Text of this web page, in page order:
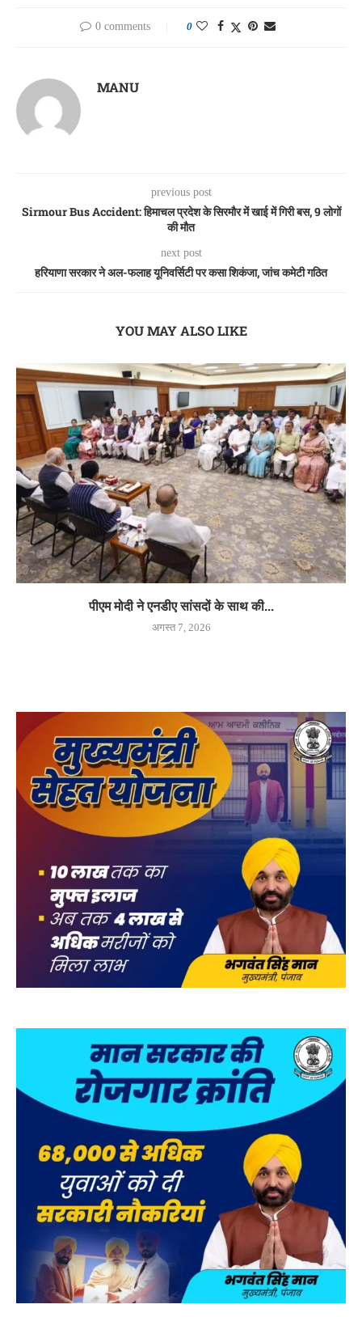
0 comments 0
MANU
previous post
Sirmour Bus Accident: हिमाचल प्रदेश के सिरमौर में खाई में गिरी बस, 9 लोगों
की मौत
next post
हरियाणा सरकार ने अल-फलाह यूनिवर्सिटी पर कसा शिकंजा, जांच कमेटी गठित
YOU MAY ALSO LIKE
पीएम मोदी ने एनडीए सांसदों के साथ की...
अगस्त 7, 2026